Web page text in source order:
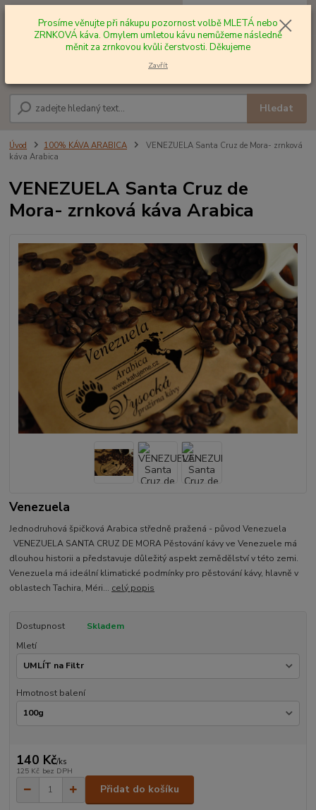
Hledat
+420 602 577 209 za0,00 Kč
Úvod 100% KÁVA ARABICA
VENEZUELA Santa Cruz de Mora- zrnková
káva Arabica
VENEZUELA Santa Cruz de
Mora- zrnková káva Arabica
Venezuela
Jednodruhová špičková Arabica středně pražená - původ Venezuela
VENEZUELA SANTA CRUZ DE MORA Pěstování kávy ve Venezuele má
dlouhou historii a představuje důležitý aspekt zemědělství v této zemi.
Venezuela má ideální klimatické podmínky pro pěstování kávy, hlavně v
oblastech Tachira, Méri... celý popis
Dostupnost
Skladem
Mletí
Hmotnost balení
140 Kč/ks
125 Kč bez DPH
Přidat do košíku
Prosíme věnujte při nákupu pozornost volbě MLETÁ nebo
ZRNKOVÁ káva. Omylem umletou kávu nemůžeme následně
měnit za zrnkovou kvůli čerstvosti. Děkujeme
Zavřít